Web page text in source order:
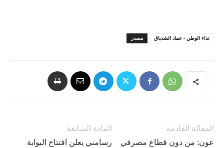
مصدر نداء الوطن - عماد الشدياق
المادة السابقة
رسامني يعلن افتتاح البوابة
المقالة القادمة
عون: من دون قطاع مصرفي